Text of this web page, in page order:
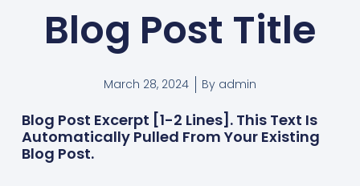
Blog Post Title
March 28, 2024 By admin
Blog Post Excerpt [1-2 Lines]. This Text Is
Automatically Pulled From Your Existing
Blog Post.